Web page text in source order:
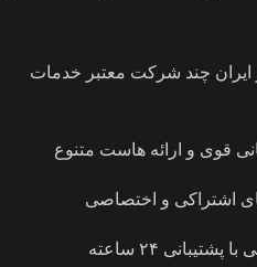
ایران چند شرکت معتبر خدمات
قوی و ارائه هاست متنوع
اشتراکی و اختصاصی
۲۴ ساعته